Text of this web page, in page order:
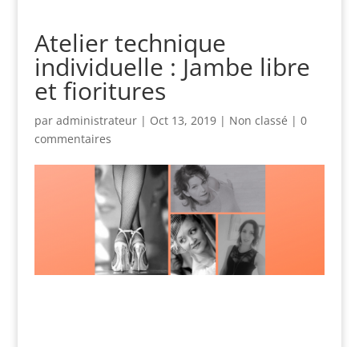
Atelier technique
individuelle : Jambe libre
et fioritures
par administrateur| Oct 13, 2019| Non classé | 0
commentaires